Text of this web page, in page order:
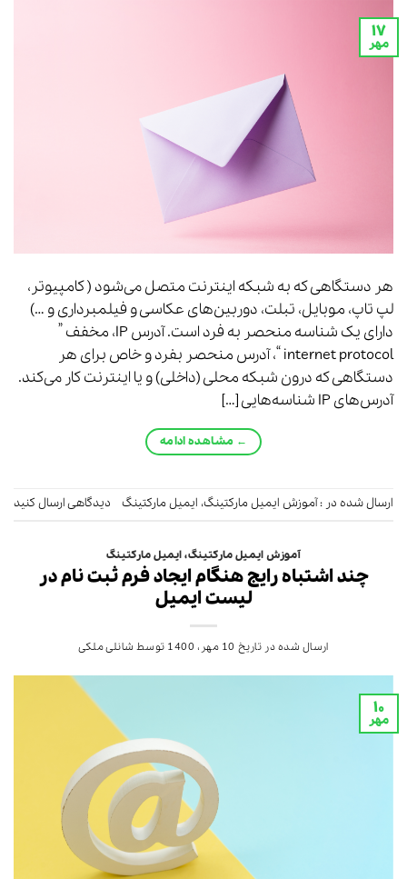
۱۷
مهر
هر دستگاهی که به شبکه اینترنت متصل می‌شود ( کامپیوتر،
لپ تاپ، موبایل، تبلت، دوربین‌های عکاسی و فیلمبرداری و …)
دارای یک شناسه منحصر به فرد است. آدرس IP، مخفف ”
internet protocol “، آدرس منحصر بفرد و خاص برای هر
دستگاهی که درون شبکه محلی (داخلی) و یا اینترنت کار می‌کند.
آدرس‌های IP شناسه‌هایی […]
← مشاهده ادامه
ارسال شده در :آموزش ایمیل مارکتینگ، ایمیل مارکتینگ دیدگاهی ارسال کنید
آموزش ایمیل مارکتینگ،ایمیل مارکتینگ
چند اشتباه رایج هنگام ایجاد فرم ثبت نام در
لیست ایمیل
ارسال شده در تاریخ 10 مهر، 1400 توسط شانلی ملکی
۱۰
مهر